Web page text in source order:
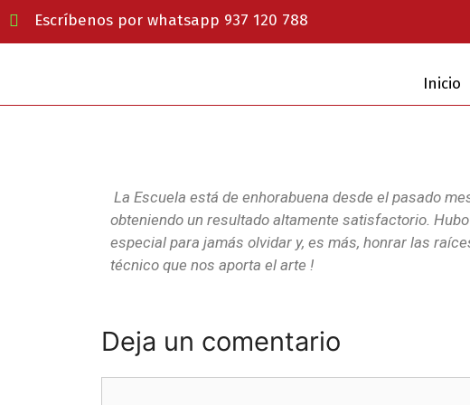
Escríbenos por whatsapp 937 120 788
Inicio
La Escuela está de enhorabuena desde el pasado
obteniendo un resultado altamente satisfactorio.
especial para jamás olvidar y, es más, honrar las
técnico que nos aporta el arte !
Deja un comentario